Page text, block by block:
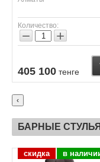
Количество:
− +
405 100 тенге
Купить
‹
БАРНЫЕ СТУЛЬЯ
скидка в